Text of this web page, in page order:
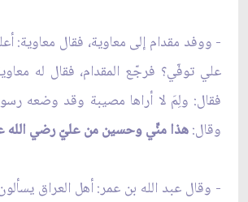
- ووفد مقدام إلى معاوية، فقال معاوية:
علي توفّي؟ فرجّع المقدام، فقال له
فقال: ولِمَ لا أراها مصيبة وقد وضعه
وقال:هذا منِّي وحسين من عليّ رضي الله
- وقال عبد الله بن عمر: أهل العراق